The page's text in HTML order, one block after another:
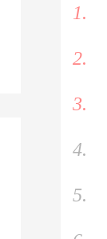
1.
2.
3.
4.
5.